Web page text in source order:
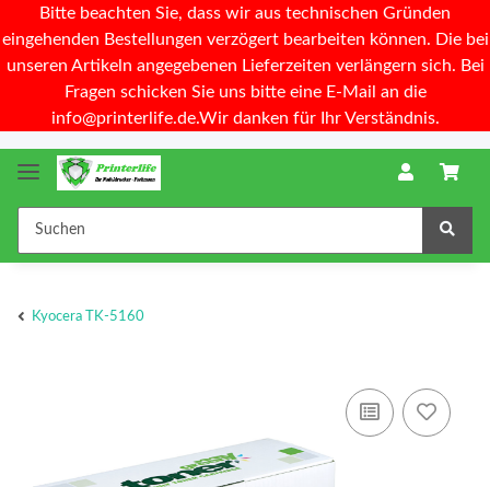
Bitte beachten Sie, dass wir aus technischen Gründen
eingehenden Bestellungen verzögert bearbeiten können. Die bei
unseren Artikeln angegebenen Lieferzeiten verlängern sich. Bei
Fragen schicken Sie uns bitte eine E-Mail an die
info@printerlife.de.Wir danken für Ihr Verständnis.
Kyocera TK-5160